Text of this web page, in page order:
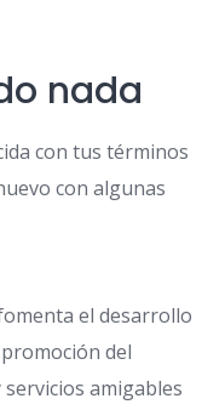
nada
con tus términos
con algunas
el desarrollo
del
amigables